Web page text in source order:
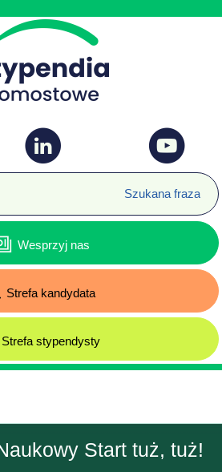
Wesprzyj nas
Strefa kandydata
Strefa stypendysty
Start tuż, tuż!